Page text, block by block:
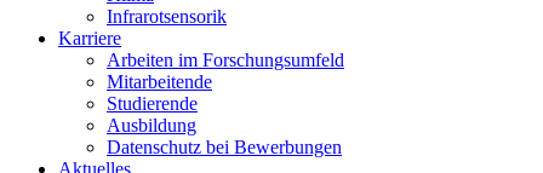
Infrarotsensorik
Karriere
Arbeiten im Forschungsumfeld
Mitarbeitende
Studierende
Ausbildung
Datenschutz bei Bewerbungen
Aktuelles